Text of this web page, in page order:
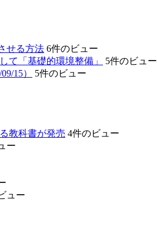
せる方法 6件のビュー
て「基礎的環境整備」
5件のビュー
15）
5件のビュー
教科書が発売 4件のビュー
ー
ュー